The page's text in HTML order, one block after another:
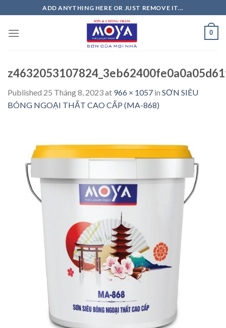
to
content
ADD ANYTHING HERE OR JUST REMOVE IT...
0
Published 25 Tháng 8, 2023at 966 × 1057 in SƠN SIÊU
BÓNG NGOẠI THẤT CAO CẤP (MA-868)